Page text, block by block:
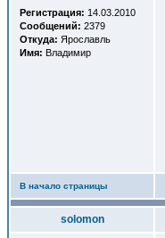
Регистрация: 14.03.2010
Сообщений: 2379
Откуда: Ярославль
Имя: Владимир
В начало страницы
solomon